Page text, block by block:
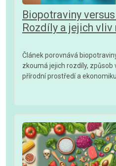
Biopotraviny
Rozdíly a jejich vliv
Článek porovnává
zkoumá jejich rozdíly, způsob
přírodní prostředí a ekonomiku.